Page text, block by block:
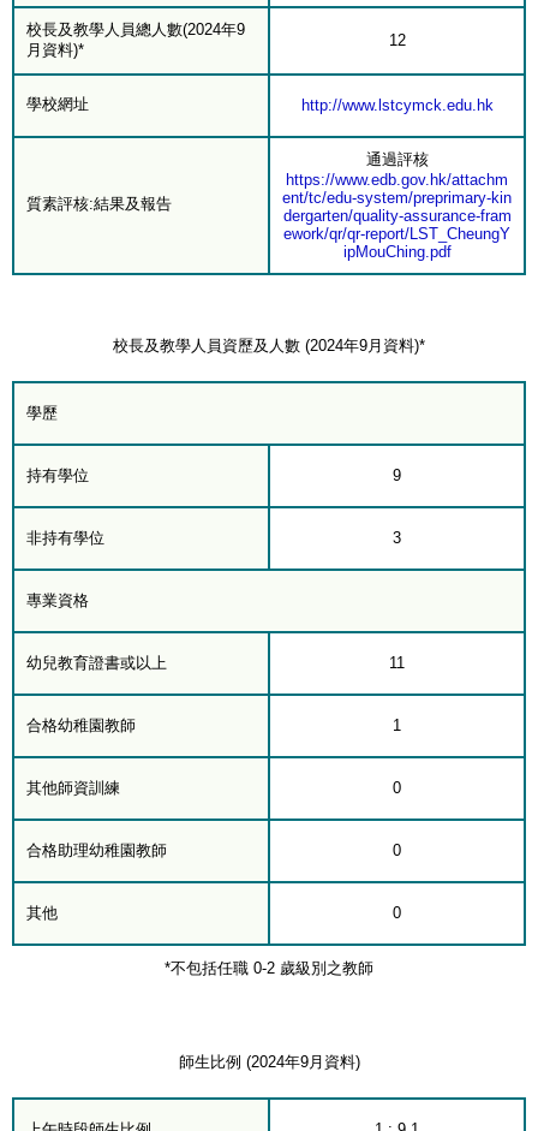
校長及教學人員總人數(2024年9
月資料)*
12
學校網址 http://www.lstcymck.edu.hk
質素評核:結果及報告
通過評核
https://www.edb.gov.hk/attachm
ent/tc/edu-system/preprimary-kin
dergarten/quality-assurance-fram
ework/qr/qr-report/LST_CheungY
ipMouChing.pdf
校長及教學人員資歷及人數 (2024年9月資料)*
學歷
持有學位 9
非持有學位 3
專業資格
幼兒教育證書或以上 11
合格幼稚園教師 1
其他師資訓練 0
合格助理幼稚園教師 0
其他 0
*不包括任職 0-2 歲級別之教師
師生比例 (2024年9月資料)